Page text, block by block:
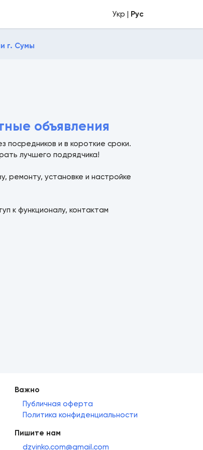
Укр | Рус
г. Сумы
объявления
и в короткие сроки.
лучшего подрядчика!
ремонту, установке и настройке
к функционалу, контактам
Важно
Публичная оферта
Политика конфиденциальности
Пишите нам
dzvinko.com@gmail.com